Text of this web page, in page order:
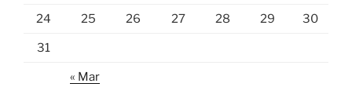
24 25 26 27 28 29 30
31
« Mar